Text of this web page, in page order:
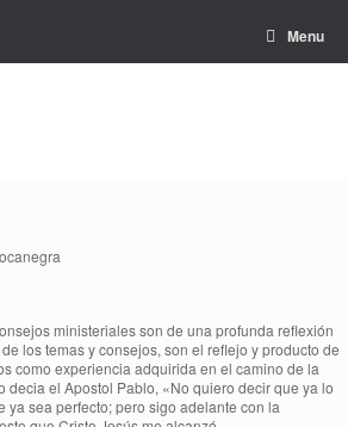
Menu
ministeriales son de una profunda reflexión
los temas y consejos, son el reflejo y producto de
como experiencia adquirida en el camino de la
decia el Apostol Pablo, «No quiero decir que ya lo
ya sea perfecto; pero sigo adelante con la